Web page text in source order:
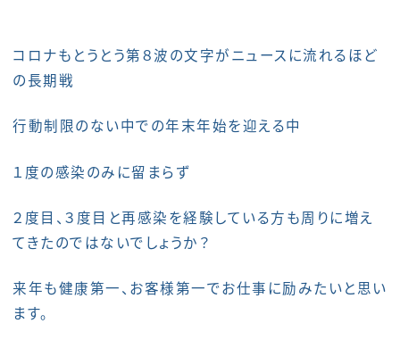
コロナもとうとう第８波の文字がニュースに流れるほど
の長期戦
行動制限のない中での年末年始を迎える中
１度の感染のみに留まらず
２度目、３度目と再感染を経験している方も周りに増え
てきたのではないでしょうか？
来年も健康第一、お客様第一でお仕事に励みたいと思い
ます。